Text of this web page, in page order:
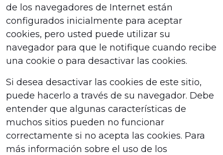
de los navegadores de Internet están
configurados inicialmente para aceptar
cookies, pero usted puede utilizar su
navegador para que le notifique cuando recibe
una cookie o para desactivar las cookies.
Si desea desactivar las cookies de este sitio,
puede hacerlo a través de su navegador. Debe
entender que algunas características de
muchos sitios pueden no funcionar
correctamente si no acepta las cookies. Para
más información sobre el uso de los